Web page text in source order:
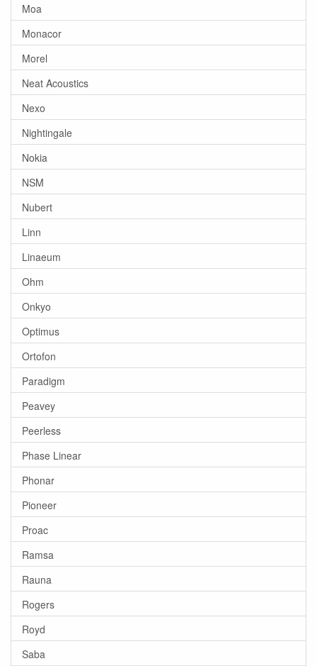
Moa
Monacor
Morel
Neat Acoustics
Nexo
Nightingale
Nokia
NSM
Nubert
Linn
Linaeum
Ohm
Onkyo
Optimus
Ortofon
Paradigm
Peavey
Peerless
Phase Linear
Phonar
Pioneer
Proac
Ramsa
Rauna
Rogers
Royd
Saba